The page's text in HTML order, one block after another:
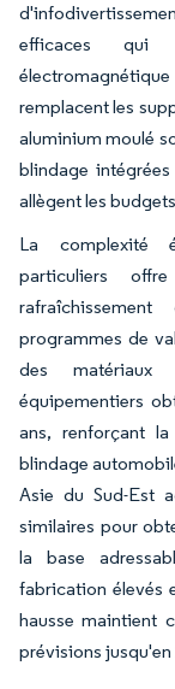
efficaces qui
remplacent les
aluminium moulé
blindage
allègent les
La complexité
particuliers
programmes de
des matériaux
équipementiers
ans, renforçant
blindage
Asie du Sud-Est
similaires pour
la base
fabrication élevés
hausse maintient
prévisions jusqu'en